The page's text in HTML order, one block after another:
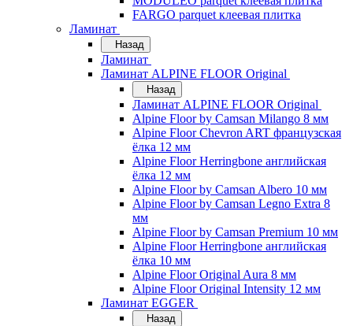
FARGO parquet клеевая плитка
Ламинат
Назад
Ламинат
Ламинат ALPINE FLOOR Original
Назад
Ламинат ALPINE FLOOR Original
Alpine Floor by Camsan Milango 8 мм
Alpine Floor Chevron ART французская
ёлка 12 мм
Alpine Floor Herringbone английская
ёлка 12 мм
Alpine Floor by Camsan Albero 10 мм
Alpine Floor by Camsan Legno Extra 8
мм
Alpine Floor by Camsan Premium 10 мм
Alpine Floor Herringbone английская
ёлка 10 мм
Alpine Floor Original Aura 8 мм
Alpine Floor Original Intensity 12 мм
Ламинат EGGER
Назад